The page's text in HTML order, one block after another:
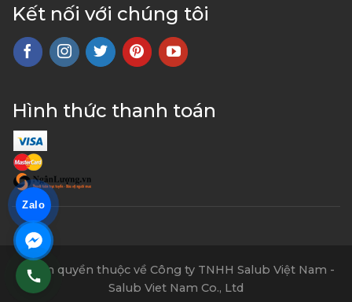
Kết nối với chúng tôi
Hình thức thanh toán
© Bản quyền thuộc về Công ty TNHH Salub Việt Nam -
Salub Viet Nam Co., Ltd
Zalo